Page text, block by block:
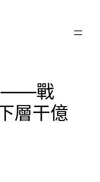
——戰
層干億